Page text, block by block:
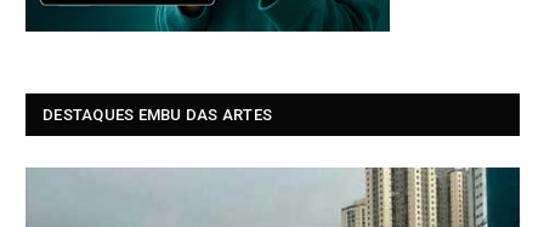
DESTAQUES EMBU DAS ARTES